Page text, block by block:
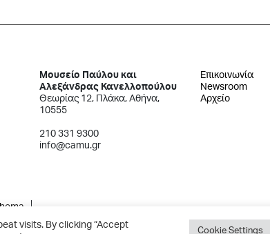
Μουσείο Παύλου και
Αλεξάνδρας Κανελλοπούλου
Θεωρίας 12, Πλάκα, Αθήνα,
10555
210 331 9300
info@camu.gr
Επικοινωνία
Newsroom
Αρχείο
visits. By clicking “Accept
Cookie Settings